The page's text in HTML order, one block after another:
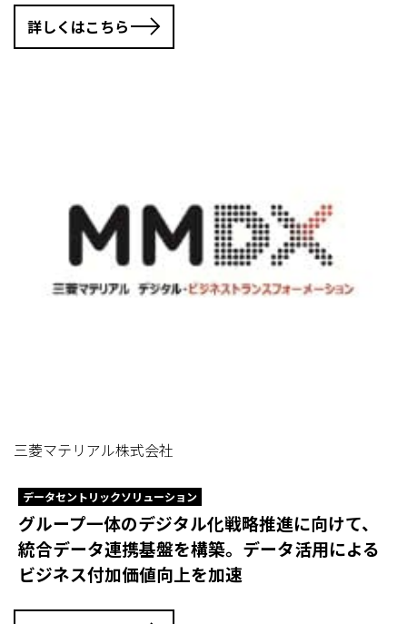
詳しくはこちら
三菱マテリアル株式会社
データセントリックソリューション
グループ一体のデジタル化戦略推進に向けて、
統合データ連携基盤を構築。データ活用による
ビジネス付加価値向上を加速